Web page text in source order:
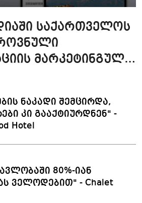
საქართველოს
მარკეტინგული
ნაკადი შემცირდა,
კი გააქტიურდნენ" -
Hotel
80%-იან
ველოდებით" - Chalet